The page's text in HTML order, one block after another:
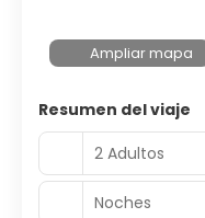
Ampliar mapa
Resumen del viaje
2 Adultos
Noches